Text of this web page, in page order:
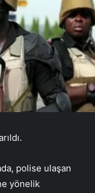
polise ulaşan
yönelik